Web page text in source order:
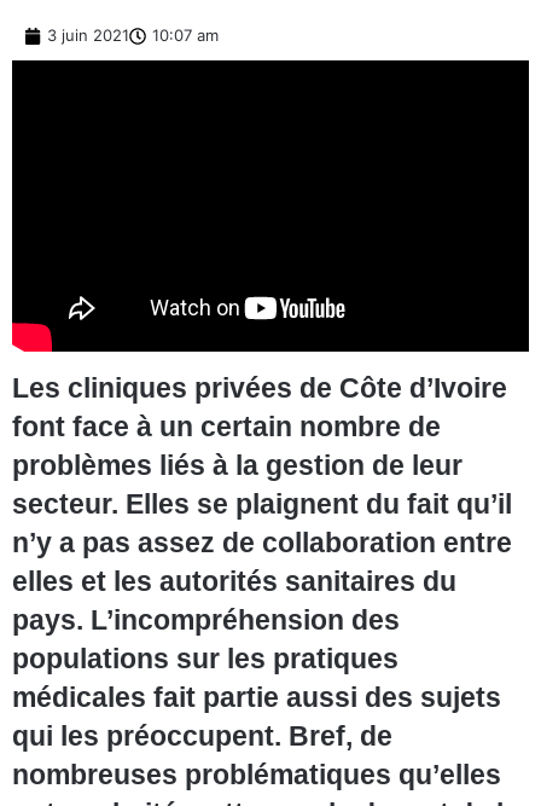
3 juin 2021 10:07 am
Les cliniques privées de Côte d’Ivoire
font face à un certain nombre de
problèmes liés à la gestion de leur
secteur. Elles se plaignent du fait qu’il
n’y a pas assez de collaboration entre
elles et les autorités sanitaires du
pays. L’incompréhension des
populations sur les pratiques
médicales fait partie aussi des sujets
qui les préoccupent. Bref, de
nombreuses problématiques qu’elles